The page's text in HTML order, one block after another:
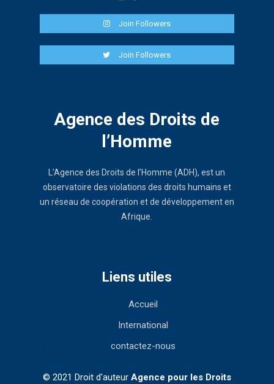
Join Followers
Join Followers
Agence des Droits de
l’Homme
L’Agence des Droits de l’Homme (ADH), est un
observatoire des violations des droits humains et
un réseau de coopération et de développement en
Afrique.
Liens utiles
Accueil
International
contactez-nous
© 2021 Droit d'auteur Agence pour les Droits